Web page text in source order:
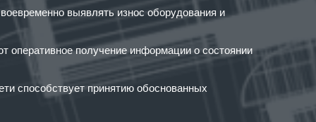
выявлять износ оборудования и
получение информации о состоянии
способствует принятию обоснованных